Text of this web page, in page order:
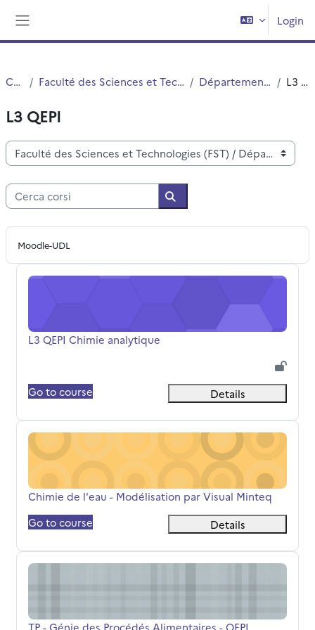
Login
Corsi Faculté des Sciences et Technologies (FST) Département Chimie L3 QEPI
L3 QEPI
Categorie di corso
Cerca corsi
Cerca corsi
Moodle-UDL
L3 QEPI Chimie analytique
Titolo del corso
L3 QEPI Chimie analytique
Go to course Details
Chimie de l'eau - Modélisation par Visual Minteq
Titolo del corso
Chimie de l'eau - Modélisation par Visual Minteq
Go to course
Details
TP - Génie des Procédés Alimentaires - QEPI
Titolo del corso
TP - Génie des Procédés Alimentaires - QEPI